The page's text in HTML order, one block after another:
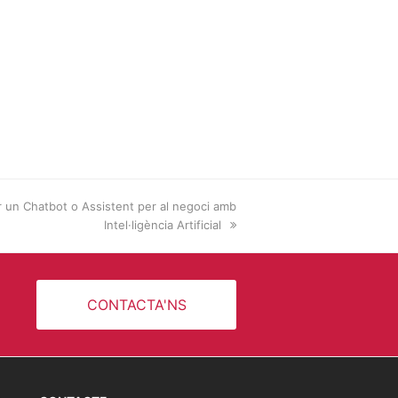
un Chatbot o Assistent per al negoci amb
Intel·ligència Artificial
CONTACTA'NS